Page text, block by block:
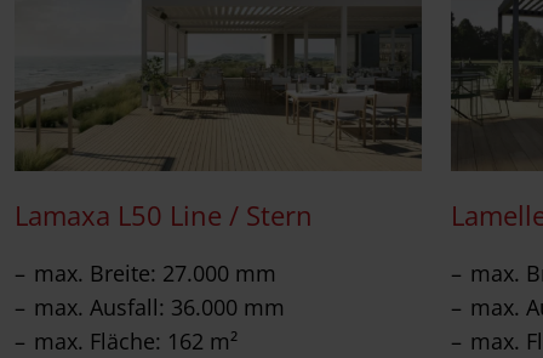
Lamaxa L50 Line / Stern
max. Breite: 27.000 mm
max. Ausfall: 36.000 mm
max. Fläche: 162 m²
max.
max.
max.